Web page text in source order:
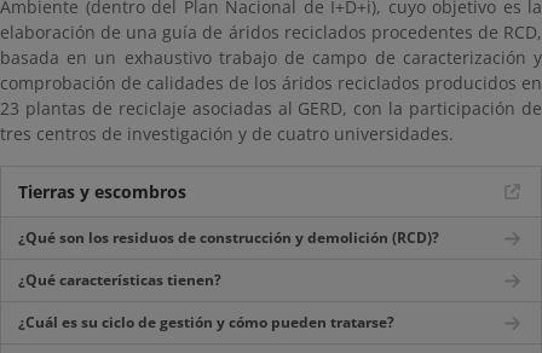
Ambiente (dentro del Plan Nacional de I+D+i), cuyo objetivo es la
elaboración de una guía de áridos reciclados procedentes de RCD,
basada en un exhaustivo trabajo de campo de caracterización y
comprobación de calidades de los áridos reciclados producidos en
23 plantas de reciclaje asociadas al GERD, con la participación de
tres centros de investigación y de cuatro universidades.
Tierras y escombros
¿Qué son los residuos de construcción y demolición (RCD)?
¿Qué características tienen?
¿Cuál es su ciclo de gestión y cómo pueden tratarse?